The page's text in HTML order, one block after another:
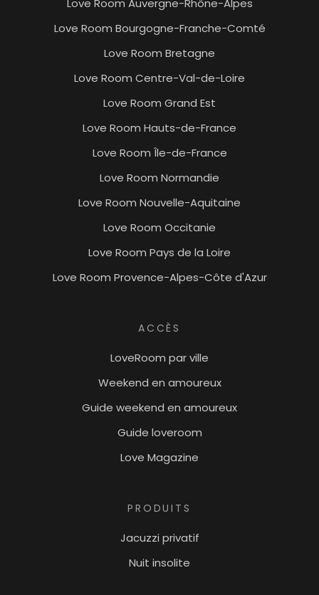
Love Room Auvergne-Rhône-Alpes
Love Room Bourgogne-Franche-Comté
Love Room Bretagne
Love Room Centre-Val-de-Loire
Love Room Grand Est
Love Room Hauts-de-France
Love Room Île-de-France
Love Room Normandie
Love Room Nouvelle-Aquitaine
Love Room Occitanie
Love Room Pays de la Loire
Love Room Provence-Alpes-Côte d'Azur
ACCÈS
LoveRoom par ville
Weekend en amoureux
Guide weekend en amoureux
Guide loveroom
Love Magazine
PRODUITS
Jacuzzi privatif
Nuit insolite